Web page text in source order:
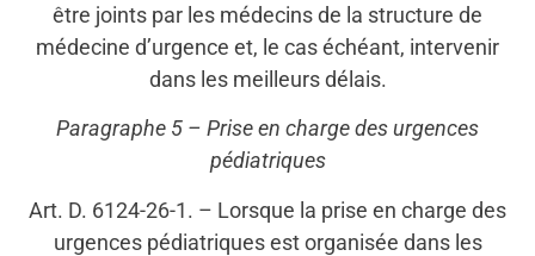
être joints par les médecins de la structure de
médecine d’urgence et, le cas échéant, intervenir
dans les meilleurs délais.
Paragraphe 5 – Prise en charge des urgences
pédiatriques
Art. D. 6124-26-1. – Lorsque la prise en charge des
urgences pédiatriques est organisée dans les